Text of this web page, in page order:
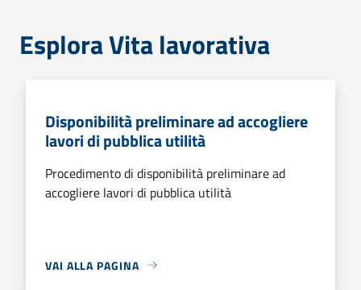
Esplora Vita lavorativa
Disponibilità preliminare ad accogliere
lavori di pubblica utilità
Procedimento di disponibilità preliminare ad
accogliere lavori di pubblica utilità
VAI ALLA PAGINA